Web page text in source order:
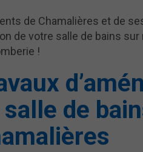
de Chamalières et de
de votre salle de bains sur
!
salle de